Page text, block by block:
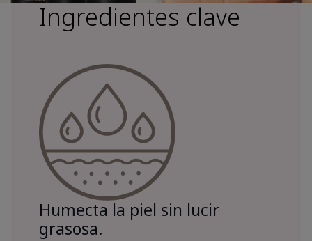
Ingredientes clave
Humecta la piel sin lucir
grasosa.